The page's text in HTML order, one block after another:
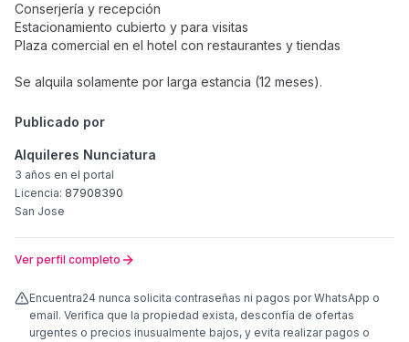
Conserjería y recepción
Estacionamiento cubierto y para visitas
Plaza comercial en el hotel con restaurantes y tiendas
Se alquila solamente por larga estancia (12 meses).
Publicado por
Alquileres Nunciatura
3 años en el portal
Licencia: 87908390
San Jose
Ver perfil completo
Encuentra24 nunca solicita contraseñas ni pagos por WhatsApp o
email. Verifica que la propiedad exista, desconfía de ofertas
urgentes o precios inusualmente bajos, y evita realizar pagos o